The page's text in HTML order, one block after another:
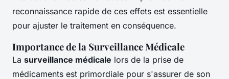
reconnaissance rapide de ces effets est essentielle
pour ajuster le traitement en conséquence.
Importance de la Surveillance Médicale
La surveillance médicale lors de la prise de
médicaments est primordiale pour s'assurer de son